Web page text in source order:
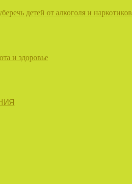
детей от алкоголя и наркотиков
и здоровье